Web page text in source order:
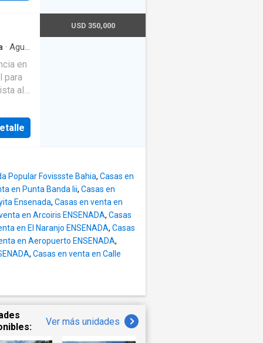
sala
de
y
· Agua
·Gas
para
al
y
2
USD 350,000
Popular Fovissste Bahia, Casas en
en Punta Banda Iii, Casas en
Ensenada, Casas en venta en
en Arcoiris ENSENADA, Casas
en El Naranjo ENSENADA, Casas
en Aeropuerto ENSENADA,
, Casas en venta en Calle
Ver más unidades